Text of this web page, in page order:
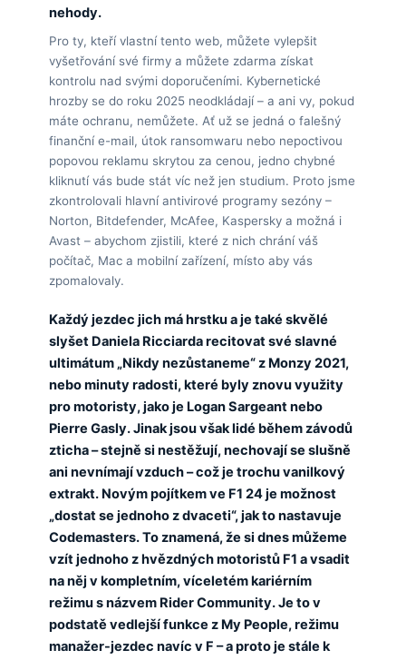
nehody.
Pro ty, kteří vlastní tento web, můžete vylepšit
vyšetřování své firmy a můžete zdarma získat
kontrolu nad svými doporučeními. Kybernetické
hrozby se do roku 2025 neodkládají – a ani vy, pokud
máte ochranu, nemůžete. Ať už se jedná o falešný
finanční e-mail, útok ransomwaru nebo nepoctivou
popovou reklamu skrytou za cenou, jedno chybné
kliknutí vás bude stát víc než jen studium. Proto jsme
zkontrolovali hlavní antivirové programy sezóny –
Norton, Bitdefender, McAfee, Kaspersky a možná i
Avast – abychom zjistili, které z nich chrání váš
počítač, Mac a mobilní zařízení, místo aby vás
zpomalovaly.
Každý jezdec jich má hrstku a je také skvělé
slyšet Daniela Ricciarda recitovat své slavné
ultimátum „Nikdy nezůstaneme“ z Monzy 2021,
nebo minuty radosti, které byly znovu využity
pro motoristy, jako je Logan Sargeant nebo
Pierre Gasly. Jinak jsou však lidé během závodů
zticha – stejně si nestěžují, nechovají se slušně
ani nevnímají vzduch – což je trochu vanilkový
extrakt. Novým pojítkem ve F1 24 je možnost
„dostat se jednoho z dvaceti“, jak to nastavuje
Codemasters. To znamená, že si dnes můžeme
vzít jednoho z hvězdných motoristů F1 a vsadit
na něj v kompletním, víceletém kariérním
režimu s názvem Rider Community. Je to v
podstatě vedlejší funkce z My People, režimu
manažer-jezdec navíc v F – a proto je stále k